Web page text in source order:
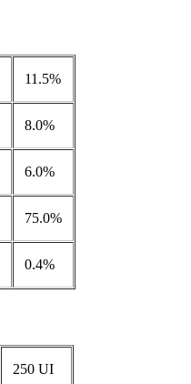
11.5%
8.0%
6.0%
75.0%
0.4%
250 UI